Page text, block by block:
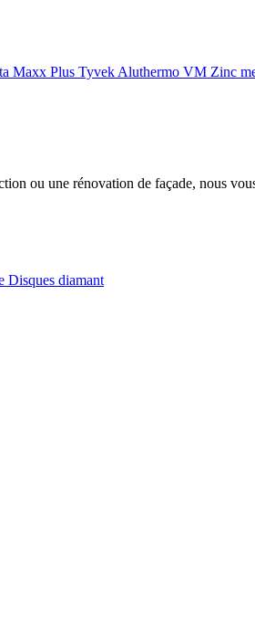
Maxx Plus Tyvek Aluthermo VM Zinc
ou une rénovation de façade, nous
Disques diamant